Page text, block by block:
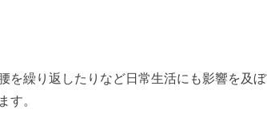
を繰り返したりなど日常生活にも影響を及ぼ
す。